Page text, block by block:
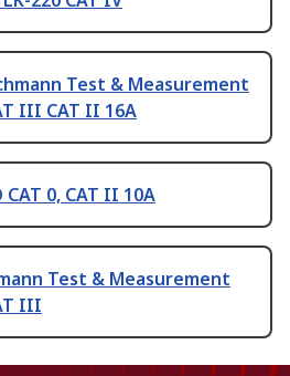
Test & Measurement
III CAT II 16A
0, CAT II 10A
Test & Measurement
III